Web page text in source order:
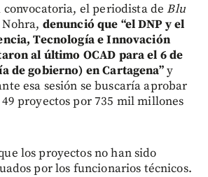
convocatoria, el periodista deBlu
denunció que “el DNP y el
Tecnología e Innovación
al último OCAD para el 6 de
de gobierno) en Cartagena”y
esa sesión se buscaría aprobar
proyectos por 735 mil millones
los proyectos no han sido
por los funcionarios técnicos.